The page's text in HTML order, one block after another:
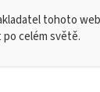
tohoto
celém světě.